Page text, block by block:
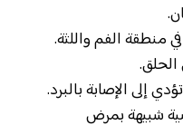
منطقة الفم واللثة.
الحلق.
إلى الإصابة بالبرد.
شبيهة بمرض